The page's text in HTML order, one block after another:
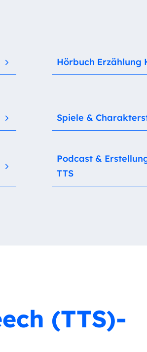
Hörbuch Erzählung
Spiele &
Podcast &
TTS
(TTS)-